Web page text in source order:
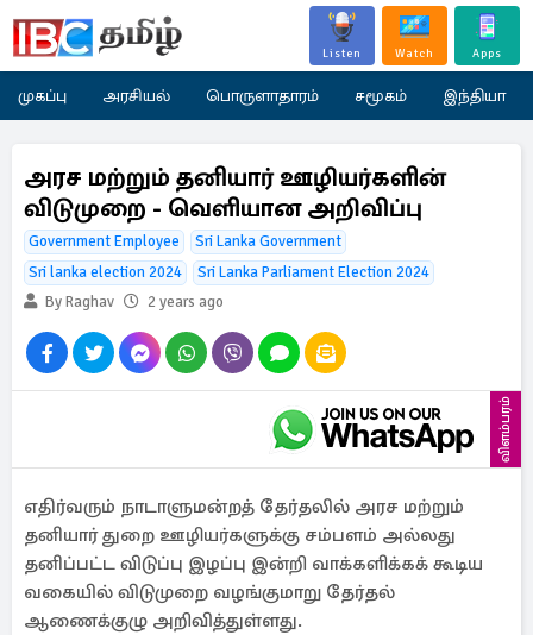
Listen Watch Apps
முகப்பு அரசியல் பொருளாதாரம் சமூகம் இந்தியா
அரச மற்றும் தனியார் ஊழியர்களின்
விடுமுறை - வெளியான அறிவிப்பு
Government Employee
Sri Lanka Government
Sri lanka election 2024
Sri Lanka Parliament Election 2024
By Raghav
2 years ago
விளம்பரம்
எதிர்வரும் நாடாளுமன்றத் தேர்தலில் அரச மற்றும்
தனியார் துறை ஊழியர்களுக்கு சம்பளம் அல்லது
தனிப்பட்ட விடுப்பு இழப்பு இன்றி வாக்களிக்கக் கூடிய
வகையில் விடுமுறை வழங்குமாறு தேர்தல்
ஆணைக்குழு அறிவித்துள்ளது.